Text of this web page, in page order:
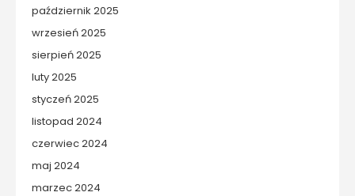
październik 2025
wrzesień 2025
sierpień 2025
luty 2025
styczeń 2025
listopad 2024
czerwiec 2024
maj 2024
marzec 2024